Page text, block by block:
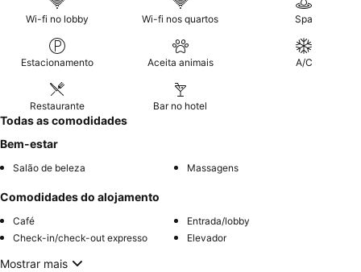
Wi-fi no lobby Wi-fi nos quartos Spa
Estacionamento Aceita animais A/C
Restaurante Bar no hotel
Todas as comodidades
Bem-estar
Salão de beleza Massagens
Comodidades do alojamento
Café
Entrada/lobby
Check-in/check-out expresso
Elevador
Mostrar mais